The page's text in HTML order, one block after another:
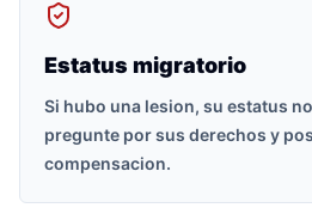
Estatus migratorio
Si hubo una lesion, su estatus
pregunte por sus derechos y
compensacion.